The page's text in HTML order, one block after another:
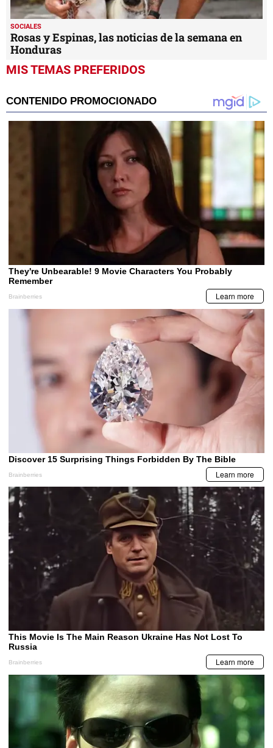
SOCIALES
Rosas y Espinas, las noticias de la semana en
Honduras
MIS TEMAS PREFERIDOS